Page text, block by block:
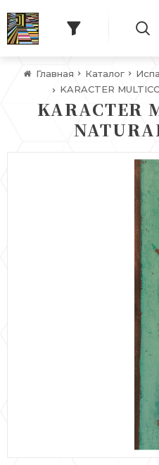
Главная Каталог
KARACTER
KARACTER